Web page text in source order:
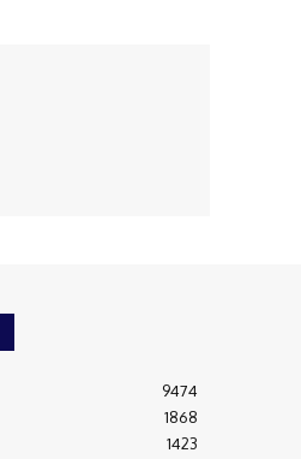
9474
1868
1423